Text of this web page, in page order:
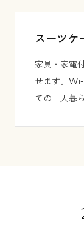
スーツケ
家具・家電
せます。
ての一人暮